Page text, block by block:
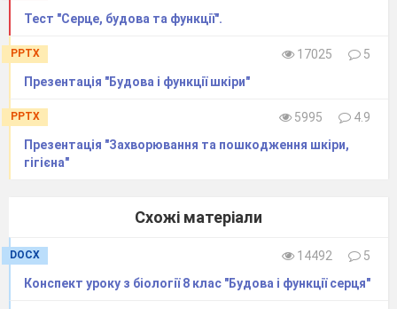
Яке значення цього явища для організму
людини?
Тест "Серце, будова та функції".
PPTX 17025
5
Презентація "Будова і функції шкіри"
PPTX 5995
4.9
Презентація "Захворювання та пошкодження шкіри,
гігієна"
Схожі матеріали
DOCX 14492
5
Конспект уроку з біології 8 клас "Будова і функції серця"